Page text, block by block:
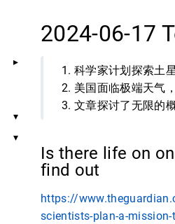
2024-06-17
科学家计划探索土
美国面临极端天气
文章探讨了无限的
Is there life on
find out
https://
scientists-plan-a-